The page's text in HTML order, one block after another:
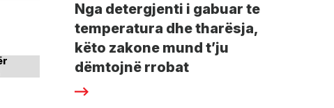
Nga detergjenti i gabuar te
temperatura dhe tharësja,
këto zakone mund t’ju
dëmtojnë rrobat